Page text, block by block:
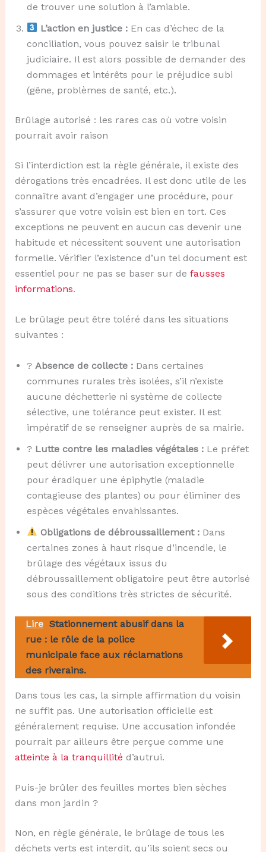
de trouver une solution à l’amiable.
L’action en justice :En cas d’échec de la
conciliation, vous pouvez saisir le tribunal
judiciaire. Il est alors possible de demander des
dommages et intérêts pour le préjudice subi
(gêne, problèmes de santé, etc.).
Brûlage autorisé : les rares cas où votre voisin
pourrait avoir raison
Si l’interdiction est la règle générale, il existe des
dérogations très encadrées. Il est donc utile de les
connaître avant d’engager une procédure, pour
s’assurer que votre voisin est bien en tort. Ces
exceptions ne peuvent en aucun cas devenir une
habitude et nécessitent souvent une autorisation
formelle. Vérifier l’existence d’un tel document est
essentiel pour ne pas se baser sur de fausses
informations.
Le brûlage peut être toléré dans les situations
suivantes :
? Absence de collecte :Dans certaines
communes rurales très isolées, s’il n’existe
aucune déchetterie ni système de collecte
sélective, une tolérance peut exister. Il est
impératif de se renseigner auprès de sa mairie.
? Lutte contre les maladies végétales :Le préfet
peut délivrer une autorisation exceptionnelle
pour éradiquer une épiphytie (maladie
contagieuse des plantes) ou pour éliminer des
espèces végétales envahissantes.
Obligations de débroussaillement :Dans
certaines zones à haut risque d’incendie, le
brûlage des végétaux issus du
débroussaillement obligatoire peut être autorisé
sous des conditions très strictes de sécurité.
Lire Stationnement abusif dans la
rue : le rôle de la police
municipale face aux réclamations
des riverains.
Dans tous les cas, la simple affirmation du voisin
ne suffit pas. Une autorisation officielle est
généralement requise. Une accusation infondée
pourrait par ailleurs être perçue comme une
atteinte à la tranquillité d’autrui.
Puis-je brûler des feuilles mortes bien sèches
dans mon jardin ?
Non, en règle générale, le brûlage de tous les
déchets verts est interdit, qu’ils soient secs ou